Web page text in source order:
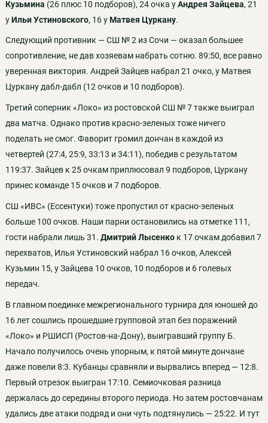
Кузьмина (26 плюс 10 подборов), 24 очка уАндрея Зайцева, 21
уИльи Устиновского, 16 уМатвея Цуркану.
Следующий противник — СШ № 2 из Сочи — оказал большее
сопротивление, не дав хозяевам набрать сотню. 89:50, все равно
уверенная виктория. Андрей Зайцев набрал 21 очко, у Матвея
Цуркану дабл-дабл (12 очков и 10 подборов).
Третий соперник «Локо» из ростовской СШ № 7 также выиграл
два матча. Однако против красно-зеленых тоже ничего
поделать не смог. Фаворит громил дончан в каждой из
четвертей (27:4, 25:9, 33:13 и 34:11), победив с результатом
119:37. Зайцев к 25 очкам приплюсовал 9 подборов, Цуркану
принес команде 15 очков и 7 подборов.
СШ «ИВС» (Ессентуки) тоже пропустил от красно-зеленых
больше 100 очков. Наши парни остановились на отметке 111,
гости набрали лишь 31. Дмитрий Лысенкок 17 очкам добавил 7
перехватов, Илья Устиновский набрал 16 очков, Алексей
Кузьмин 15, у Зайцева 10 очков, 10 подборов и 6 голевых
передач.
В главном поединке межрегионального турнира для юношей до
16 лет сошлись прошедшие групповой этап без поражений
«Локо» и РШИСП (Ростов-на-Дону), выигравший группу Б.
Начало получилось очень упорным, к пятой минуте дончане
даже повели 8:3. Кубанцы сравняли и вырвались вперед — 12:8.
Первый отрезок выигран 17:10. Семиочковая разница
держалась до середины второго периода. Но затем ростовчанам
удались две атаки подряд и они чуть подтянулись — 25:22. И тут